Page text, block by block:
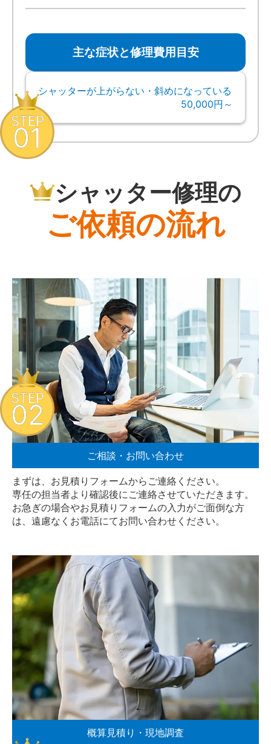
主な症状と修理費用目安
シャッターが上がらない・斜めになっている
50,000円～
シャッター修理の
ご依頼の流れ
STEP
01
ご相談・お問い合わせ
まずは、お見積りフォームからご連絡ください。
専任の担当者より確認後にご連絡させていただきます。
お急ぎの場合やお見積りフォームの入力がご面倒な方
は、遠慮なく お電話にてお問い合わせください。
STEP
02
概算見積り・現地調査